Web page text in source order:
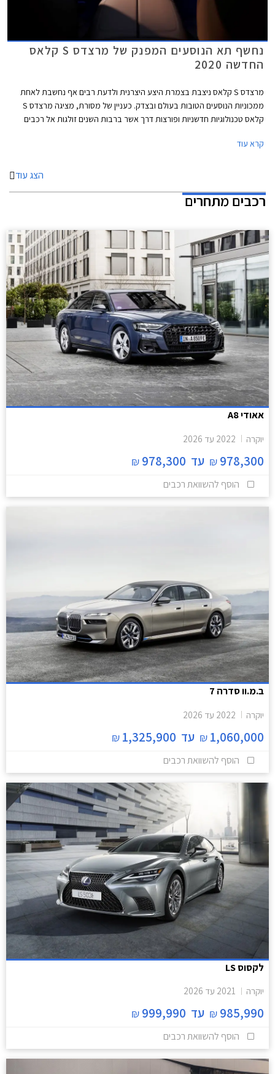
נחשף תא הנוסעים המפנק של מרצדס S קלאס
החדשה 2020
מרצדס S קלאס ניצבת בצמרת היצע היצרנית ולדעת רבים אף נחשבת לאחת
ממכוניות הנוסעים הטובות בעולם ובצדק. כעניין של מסורת, מציגה מרצדס S
קלאס טכנולוגיות חדשניות ופורצות דרך אשר ברבות השנים זולגות אל רכבים
לראשונה את כרית האוויר ואת מערכת בקרת השיוט האדפטיבית.
קרא עוד
הצג עוד
רכבים מתחרים
אאודי A8
יוקרה 2022 עד 2026
978,300
₪ עד 978,300
₪
הוסף להשוואת רכבים
ב.מ.וו סדרה 7
יוקרה 2022 עד 2026
1,060,000
₪ עד 1,325,900
₪
הוסף להשוואת רכבים
לקסוס LS
יוקרה 2021 עד 2026
985,990
₪ עד 999,990
₪
הוסף להשוואת רכבים